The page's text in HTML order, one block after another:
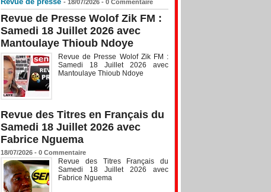
- 18/07/2026 - 0 Commentaire
Revue de Presse Wolof Zik FM :
Samedi 18 Juillet 2026 avec
Mantoulaye Thioub Ndoye
Revue de Presse Wolof Zik FM :
Samedi 18 Juillet 2026 avec
Mantoulaye Thioub Ndoye
Revue des Titres en Français du
Samedi 18 Juillet 2026 avec
Fabrice Nguema
18/07/2026 - 0 Commentaire
Revue des Titres Français du
Samedi 18 Juillet 2026 avec
Fabrice Nguema